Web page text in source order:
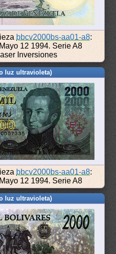
bbcv2000bs-aa01-a8:
12 1994. Serie A8
Inversiones
luz ultravioleta)
bbcv2000bs-aa01-a8:
12 1994. Serie A8
luz ultravioleta)